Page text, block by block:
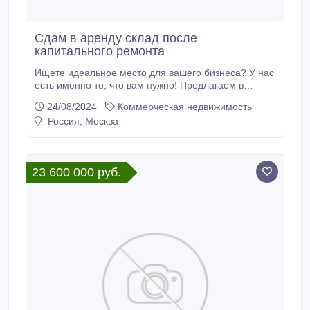
Сдам в аренду склад после
капитального ремонта
Ищете идеальное место для вашего бизнеса? У нас
есть именно то, что вам нужно! Предлагаем в
производственные площади в комплексе «Малые
Вяземы», которые были недавно капитально
различных нужд вашего бизнеса.
24/08/2024
Коммерческая недвижимость
Россия, Москва
23 600 000 руб.